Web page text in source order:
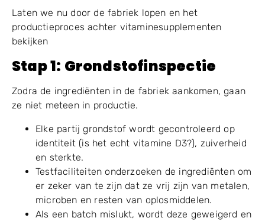
Laten we nu door de fabriek lopen en het
productieproces achter vitaminesupplementen
bekijken
Stap1: Grondstofinspectie
Zodra de ingrediënten in de fabriek aankomen, gaan
ze niet meteen in productie.
Elke partij grondstof wordt gecontroleerd op
identiteit (is het echt vitamine D3?), zuiverheid
en sterkte.
Testfaciliteiten onderzoeken de ingrediënten om
er zeker van te zijn dat ze vrij zijn van metalen,
microben en resten van oplosmiddelen.
Als een batch mislukt, wordt deze geweigerd en